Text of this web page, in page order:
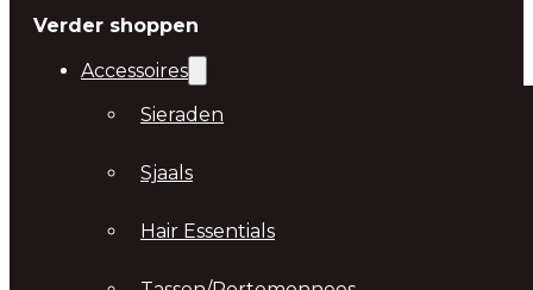
Verder shoppen
Accessoires
Sieraden
Sjaals
Hair Essentials